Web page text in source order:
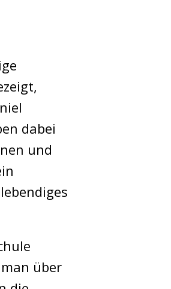
dabei
und
über